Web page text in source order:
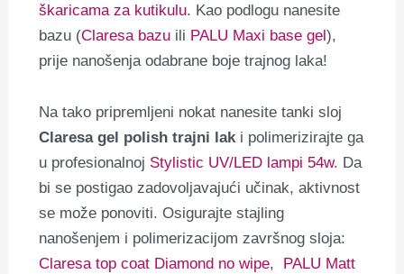
škaricama za kutikulu. Kao podlogu nanesite
bazu (Claresa bazu ili PALU Maxi base gel),
prije nanošenja odabrane boje trajnog laka!
Na tako pripremljeni nokat nanesite tanki sloj
Claresa gel polish trajni lak i polimerizirajte ga
u profesionalnoj Stylistic UV/LED lampi 54w. Da
bi se postigao zadovoljavajući učinak, aktivnost
se može ponoviti. Osigurajte stajling
nanošenjem i polimerizacijom završnog sloja:
Claresa top coat Diamond no wipe,
PALU Matt